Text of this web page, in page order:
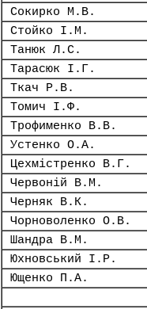
Сокирко М.В.
Стойко І.М.
Танюк Л.С.
Тарасюк І.Г.
Ткач Р.В.
Томич І.Ф.
Трофименко В.В.
Устенко О.А.
Цехмістренко В.Г.
Червоній В.М.
Черняк В.К.
Чорноволенко О.В.
Шандра В.М.
Юхновський І.Р.
Ющенко П.А.